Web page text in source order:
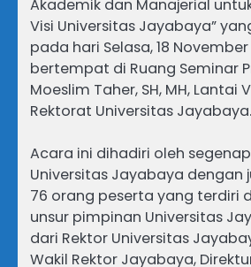
Akademik dan Manajerial
Visi Universitas Jayabaya”
pada hari Selasa, 18
bertempat di Ruang Seminar
Moeslim Taher, SH, MH, Lantai
Rektorat Universitas Jayabaya.
Acara ini dihadiri oleh
Universitas Jayabaya dengan
76 orang peserta yang terdiri
unsur pimpinan Universitas
dari Rektor Universitas
Wakil Rektor Jayabaya,